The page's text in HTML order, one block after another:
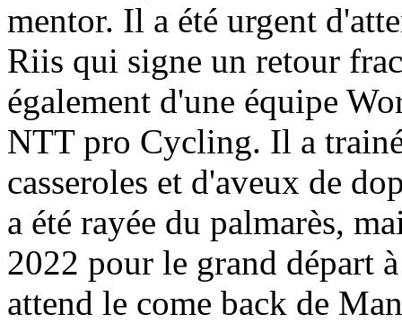
mentor. Il a été urgent
Riis qui signe un retour
également d'une équipe
NTT pro Cycling. Il a
casseroles et d'aveux de
a été rayée du palmarès,
2022 pour le grand départ
attend le come back de